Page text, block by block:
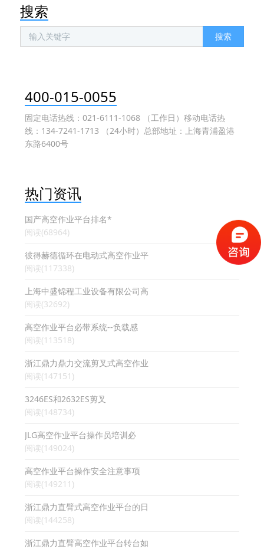
搜索
搜索
400-015-0055
固定电话热线：021-6111-1068 （工作日）移动电话热
线：134-7241-1713 （24小时）总部地址：上海青浦盈港
东路6400号
热门资讯
国产高空作业平台排名*
阅读(68964)
彼得赫德循环在电动式高空作业平
阅读(117338)
上海中盛锦程工业设备有限公司高
阅读(32692)
高空作业平台必带系统--负载感
阅读(113518)
浙江鼎力鼎力交流剪叉式高空作业
阅读(147151)
3246ES和2632ES剪叉
阅读(148734)
JLG高空作业平台操作员培训必
阅读(149024)
高空作业平台操作安全注意事项
阅读(149211)
浙江鼎力直臂式高空作业平台的日
阅读(144258)
浙江鼎力直臂高空作业平台转台如